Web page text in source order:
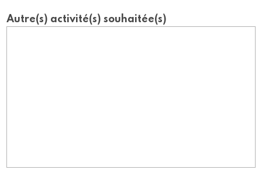
Autre(s) activité(s) souhaitée(s)